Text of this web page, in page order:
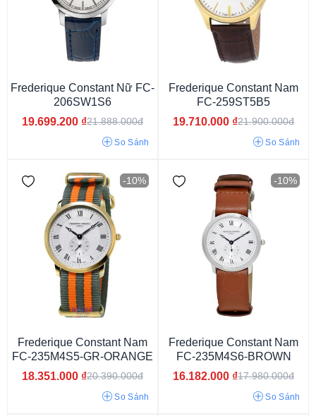
Kim (Analog) Kim - điện tử
Pin/Quartz Cơ
Frederique Constant Nữ FC-
206SW1S6
19.699.200 ₫21.888.000đ
So Sánh
Frederique Constant Nam
FC-259ST5B5
19.710.000 ₫21.900.000đ
So Sánh
-10%
Frederique Constant Nam
FC-235M4S5-GR-ORANGE
18.351.000 ₫20.390.000đ
So Sánh
-10%
Frederique Constant Nam
FC-235M4S6-BROWN
16.182.000 ₫17.980.000đ
So Sánh